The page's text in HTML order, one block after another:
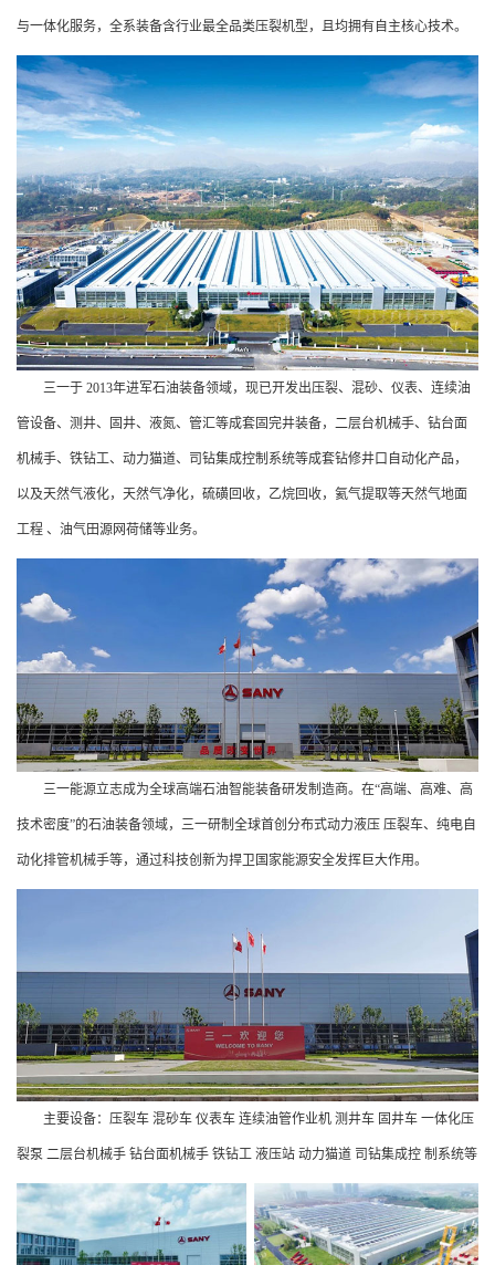
与一体化服务，全系装备含行业最全品类压裂机型，且均拥有自主核心技术。
三一于 2013年进军石油装备领域，现已开发出压裂、混砂、仪表、连续油
管设备、测井、固井、液氮、管汇等成套固完井装备，二层台机械手、钻台面
机械手、铁钻工、动力猫道、司钻集成控制系统等成套钻修井口自动化产品，
以及天然气液化，天然气净化，硫磺回收，乙烷回收，氦气提取等天然气地面
工程 、油气田源网荷储等业务。
三一能源立志成为全球高端石油智能装备研发制造商。在“高端、高难、高
技术密度”的石油装备领域，三一研制全球首创分布式动力液压 压裂车、纯电自
动化排管机械手等，通过科技创新为捍卫国家能源安全发挥巨大作用。
主要设备：压裂车 混砂车 仪表车 连续油管作业机 测井车 固井车 一体化压
裂泵 二层台机械手 钻台面机械手 铁钻工 液压站 动力猫道 司钻集成控 制系统等